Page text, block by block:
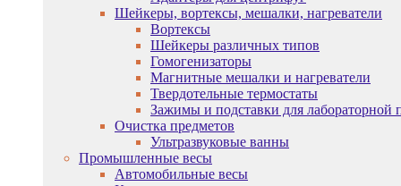
Шейкеры, вортексы, мешалки, нагреватели
Вортексы
Шейкеры различных типов
Гомогенизаторы
Магнитные мешалки и нагреватели
Твердотельные термостаты
Зажимы и подставки для лабораторной
Очистка предметов
Ультразвуковые ванны
Промышленные весы
Автомобильные весы